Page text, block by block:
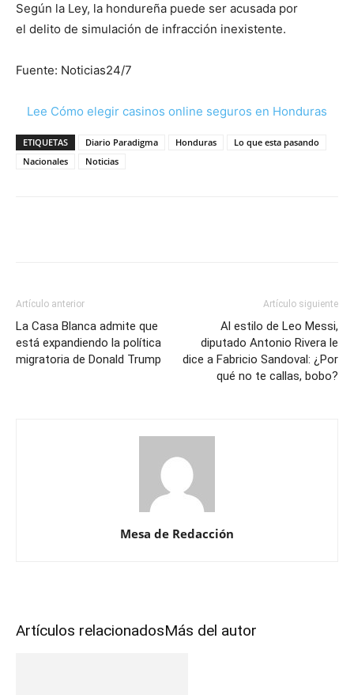
Según la Ley, la hondureña puede ser acusada por
el delito de simulación de infracción inexistente.
Fuente: Noticias24/7
Lee Cómo elegir casinos online seguros en Honduras
ETIQUETAS Diario Paradigma Honduras
Lo que esta pasando
Nacionales
Noticias
Artículo anterior
La Casa Blanca admite que
está expandiendo la política
migratoria de Donald Trump
Artículo siguiente
Al estilo de Leo Messi,
diputado Antonio Rivera le
dice a Fabricio Sandoval: ¿Por
qué no te callas, bobo?
Mesa de Redacción
Artículos relacionadosMás del autor